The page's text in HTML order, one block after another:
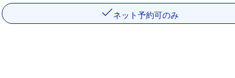
ネット予約可のみ